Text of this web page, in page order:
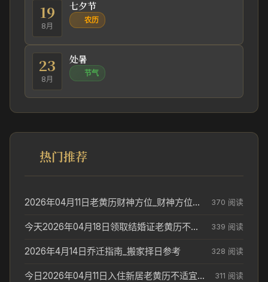
19
8月
七夕节
农历
23
8月
处暑
节气
热门推荐
2026年04月11日老黄历财神方位_财神方位与供奉讲究 370 阅读
今天2026年04月18日领取结婚证老黄历不适合吗_领证日期参考 339 阅读
2026年4月14日乔迁指南_搬家择日参考 328 阅读
今日2026年04月11日入住新居老黄历不适宜吗_搬家择日参考 311 阅读